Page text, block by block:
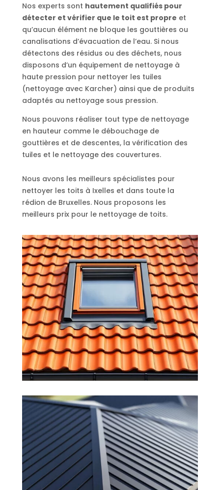
Nos experts sont hautement qualifiés pour
détecter et vérifier que le toit est propre et
qu’aucun élément ne bloque les gouttières ou
canalisations d’évacuation de l’eau. Si nous
détectons des résidus ou des déchets, nous
disposons d’un équipement de nettoyage à
haute pression pour nettoyer les tuiles
(nettoyage avec Karcher) ainsi que de produits
adaptés au nettoyage sous pression.
Nous pouvons réaliser tout type de nettoyage
en hauteur comme le débouchage de
gouttières et de descentes, la vérification des
tuiles et le nettoyage des couvertures.
Nous avons les meilleurs spécialistes pour
nettoyer les toits à Ixelles et dans toute la
rédion de Bruxelles. Nous proposons les
meilleurs prix pour le nettoyage de toits.